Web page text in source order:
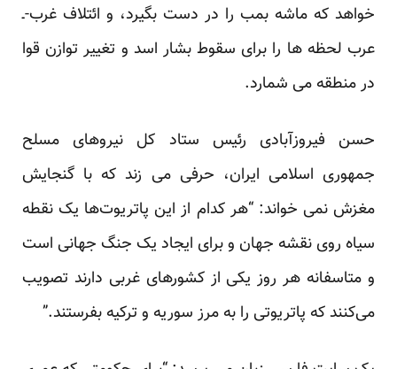
خواهد که ماشه بمب را در دست بگیرد، و ائتلاف غرب-ـ
عرب لحظه ها را برای سقوط بشار اسد و تغییر توازن قوا
در منطقه می شمارد.
حسن فیروزآبادی رئیس ستاد کل نیروهای مسلح
جمهوری اسلامی ایران، حرفی می زند که با گنجایش
مغزش نمی خواند: “هر کدام از این پاتریوت‌ها یک نقطه
سیاه روی نقشه جهان و برای ایجاد یک جنگ جهانی است
و متاسفانه هر روز یکی از کشورهای غربی دارند تصویب
می‌کنند که پاتریوتی را به مرز سوریه و ترکیه بفرستند.”